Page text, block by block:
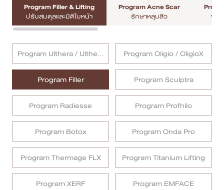
สาขา Stadium One
สาขา Asoke
สาขา MRT สุทธิสาร
สาขา เซ็นทรัลปิ่นเกล้า
สาขา บางนา
สาขา CDC
สาขา นครปฐม
English
Program Filler & Lifting
ปรับสมดุลและมิติใบหน้า
Program Acne Scar
รักษาหลุมสิว
พัฒ
Program Ulthera / Ulthera
Prime
Program Oligio / OligioX
Program Filler Program Sculptra
Program Radiesse Program Profhilo
Program Botox Program Onda Pro
Program Thermage FLX Program Titanium Lifting
Program XERF Program EMFACE